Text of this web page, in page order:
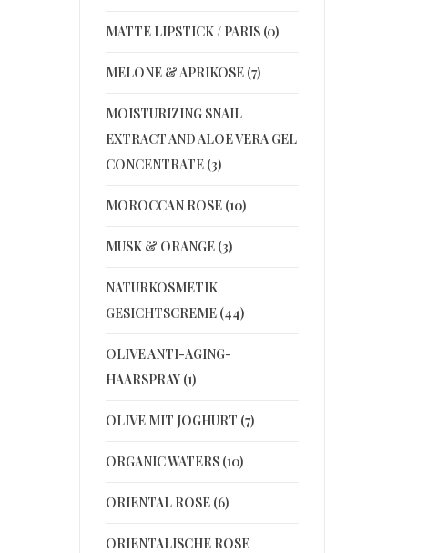
MATTE LIPSTICK / PARIS (0)
MELONE & APRIKOSE (7)
MOISTURIZING SNAIL
EXTRACT AND ALOE VERA GEL
CONCENTRATE (3)
MOROCCAN ROSE (10)
MUSK & ORANGE (3)
NATURKOSMETIK
GESICHTSCREME (44)
OLIVE ANTI-AGING-
HAARSPRAY (1)
OLIVE MIT JOGHURT (7)
ORGANIC WATERS (10)
ORIENTAL ROSE (6)
ORIENTALISCHE ROSE